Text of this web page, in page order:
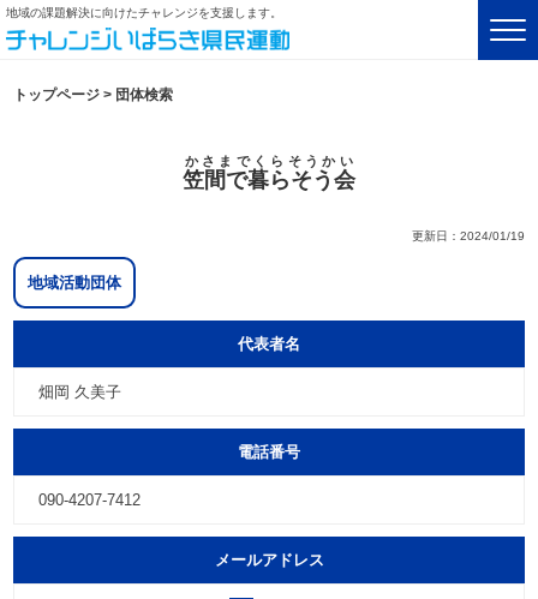
地域の課題解決に向けたチャレンジを支援します。
トップページ > 団体検索
笠間で暮らそう会
かさまでくらそうかい
更新日：2024/01/19
地域活動団体
代表者名
畑岡 久美子
電話番号
090-4207-7412
メールアドレス